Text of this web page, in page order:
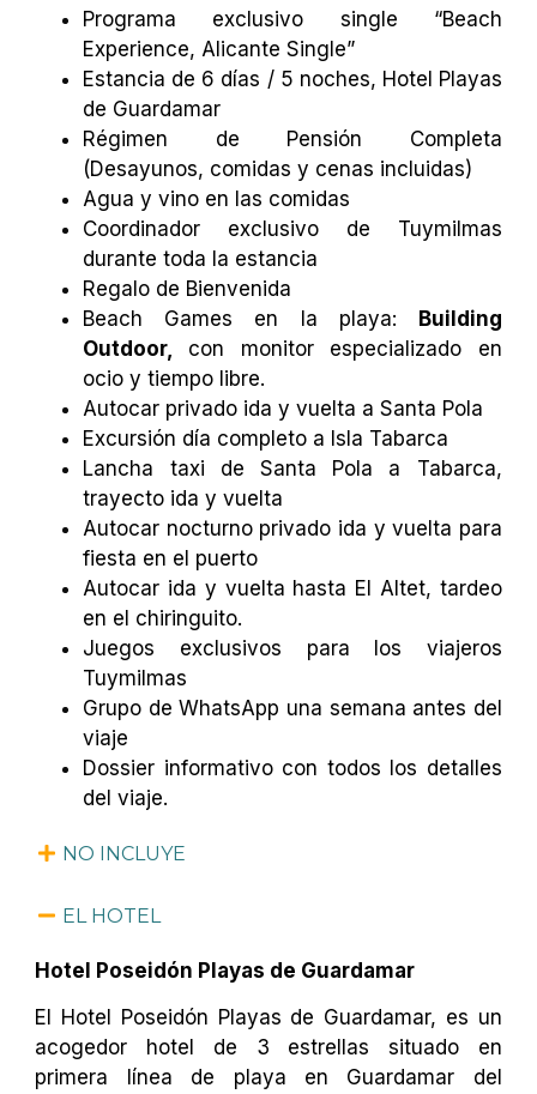
Programa exclusivo single “Beach
Experience, Alicante Single”
Estancia de 6 días / 5 noches, Hotel Playas
de Guardamar
Régimen de Pensión Completa
(Desayunos, comidas y cenas incluidas)
Agua y vino en las comidas
Coordinador exclusivo de Tuymilmas
durante toda la estancia
Regalo de Bienvenida
Beach Games en la playa: Building
Outdoor, con monitor especializado en
ocio y tiempo libre.
Autocar privado ida y vuelta a Santa Pola
Excursión día completo a Isla Tabarca
Lancha taxi de Santa Pola a Tabarca,
trayecto ida y vuelta
Autocar nocturno privado ida y vuelta para
fiesta en el puerto
Autocar ida y vuelta hasta El Altet, tardeo
en el chiringuito.
Juegos exclusivos para los viajeros
Tuymilmas
Grupo de WhatsApp una semana antes del
viaje
Dossier informativo con todos los detalles
del viaje.
NO INCLUYE
EL HOTEL
Hotel Poseidón Playas de Guardamar
El Hotel Poseidón Playas de Guardamar, es un
acogedor hotel de 3 estrellas situado en
primera línea de playa en Guardamar del